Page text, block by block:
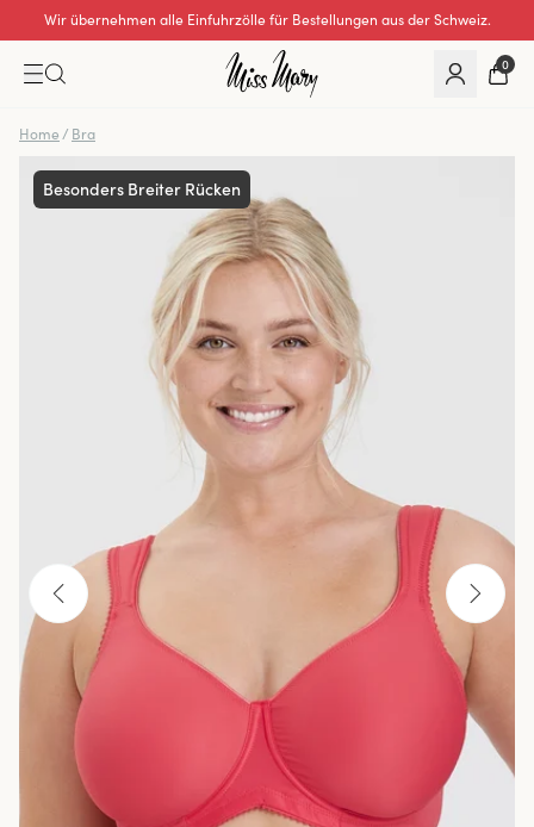
Wir übernehmen alle Einfuhrzölle für Bestellungen aus der Schweiz.
0
Home / Bra
Besonders Breiter Rücken